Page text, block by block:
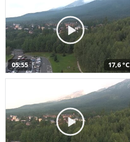
05:55 17,6 °C